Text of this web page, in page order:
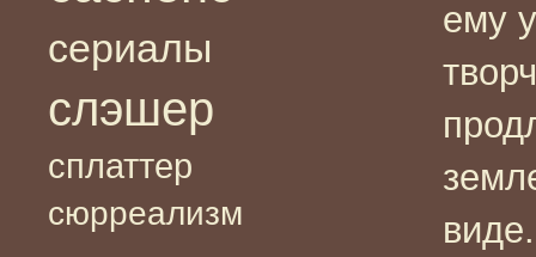
сериалы
слэшер
сплаттер
сюрреализм
ему